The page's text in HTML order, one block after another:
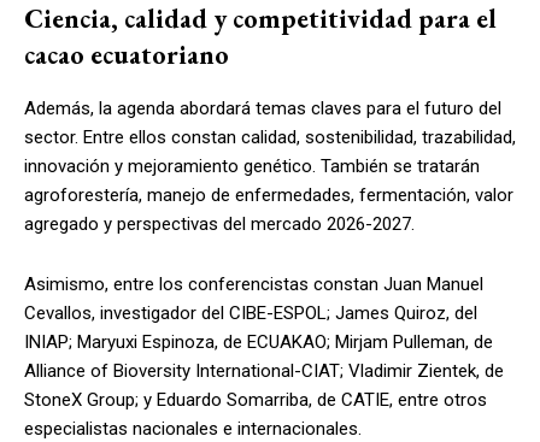
Ciencia, calidad y competitividad para el
cacao ecuatoriano
Además, la agenda abordará temas claves para el futuro del
sector. Entre ellos constan calidad, sostenibilidad, trazabilidad,
innovación y mejoramiento genético. También se tratarán
agroforestería, manejo de enfermedades, fermentación, valor
agregado y perspectivas del mercado 2026-2027.
Asimismo, entre los conferencistas constan Juan Manuel
Cevallos, investigador del CIBE-ESPOL; James Quiroz, del
INIAP; Maryuxi Espinoza, de ECUAKAO; Mirjam Pulleman, de
Alliance of Bioversity International-CIAT; Vladimir Zientek, de
StoneX Group; y Eduardo Somarriba, de CATIE, entre otros
especialistas nacionales e internacionales.